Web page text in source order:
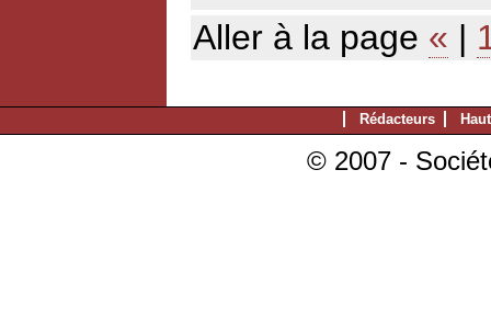
Aller à la page « |
Rédacteurs
© 2007 -